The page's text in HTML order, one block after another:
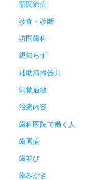
顎関節症
診査・診断
訪問歯科
親知らず
補助清掃器具
知覚過敏
治療内容
歯科医院で働く人
歯周病
歯並び
歯みがき